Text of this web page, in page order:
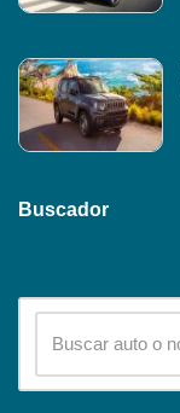
Buscador